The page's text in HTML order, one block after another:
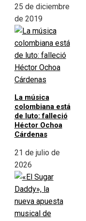
25 de diciembre
de 2019
La música
colombiana está
de luto: falleció
Héctor Ochoa
Cárdenas
21 de julio de
2026